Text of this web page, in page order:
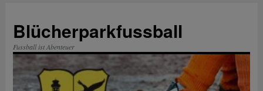
springen
Blücherparkfussball
Fussball ist Abenteuer